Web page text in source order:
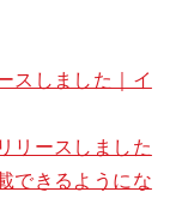
スしました｜イ
リースしました
できるようにな